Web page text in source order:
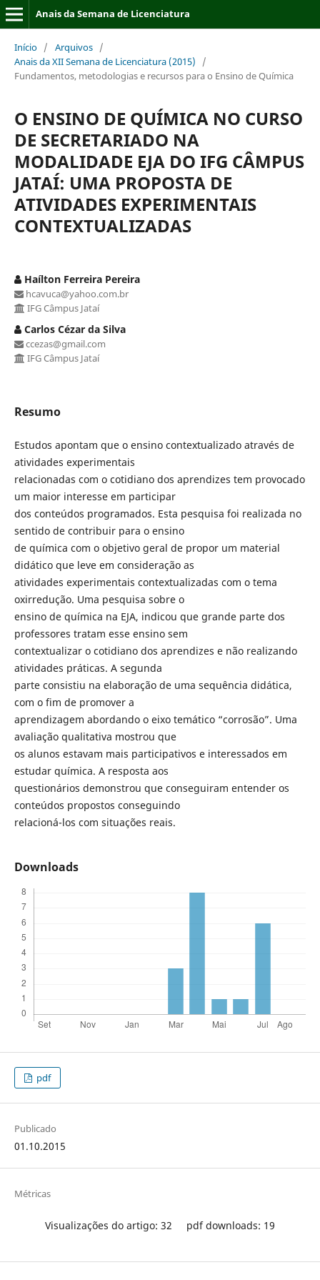
Anais da Semana de Licenciatura
Início / Arquivos /
Anais da XII Semana de Licenciatura (2015)
/
Fundamentos, metodologias e recursos para o Ensino de Química
O ENSINO DE QUÍMICA NO CURSO
DE SECRETARIADO NA
MODALIDADE EJA DO IFG CÂMPUS
JATAÍ: UMA PROPOSTA DE
ATIVIDADES EXPERIMENTAIS
CONTEXTUALIZADAS
Haílton Ferreira Pereira
hcavuca@yahoo.com.br
IFG Câmpus Jataí
Carlos Cézar da Silva
ccezas@gmail.com
IFG Câmpus Jataí
Resumo
Estudos apontam que o ensino contextualizado através de
atividades experimentais
relacionadas com o cotidiano dos aprendizes tem provocado
um maior interesse em participar
dos conteúdos programados. Esta pesquisa foi realizada no
sentido de contribuir para o ensino
de química com o objetivo geral de propor um material
didático que leve em consideração as
atividades experimentais contextualizadas com o tema
oxirredução. Uma pesquisa sobre o
ensino de química na EJA, indicou que grande parte dos
professores tratam esse ensino sem
contextualizar o cotidiano dos aprendizes e não realizando
atividades práticas. A segunda
parte consistiu na elaboração de uma sequência didática,
com o fim de promover a
aprendizagem abordando o eixo temático “corrosão”. Uma
avaliação qualitativa mostrou que
os alunos estavam mais participativos e interessados em
estudar química. A resposta aos
questionários demonstrou que conseguiram entender os
conteúdos propostos conseguindo
relacioná-los com situações reais.
Downloads
pdf
Publicado
01.10.2015
Métricas
Visualizações do artigo: 32 pdf downloads: 19